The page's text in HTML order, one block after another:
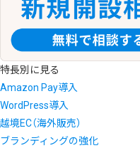
特長別に見る
Amazon Pay導入
WordPress導入
越境EC（海外販売）
ブランディングの強化